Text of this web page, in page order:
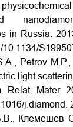
in Russia.
10.1134/
Petrov
light
Relat. Mater.
j.diamond.
Клемешев